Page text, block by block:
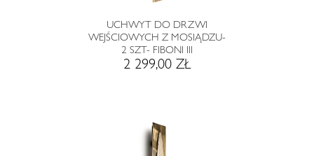
UCHWYT DO DRZWI
WEJŚCIOWYCH Z MOSIĄDZU-
2 SZT- FIBONI III
2 299,00 ZŁ